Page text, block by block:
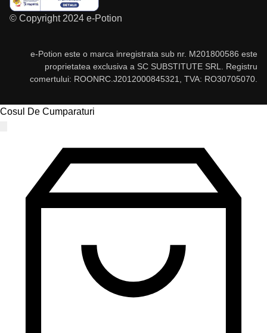
© Copyright 2024 e-Potion
e-Potion este o marca inregistrata sub nr. M201800586 este
proprietatea exclusiva a SC SUBSTITUTE SRL. Registru
comertului: ROONRC.J2012000845321, TVA: RO30705070.
Cosul De Cumparaturi